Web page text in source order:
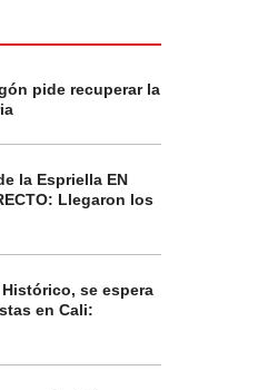
pide recuperar la
la Espriella EN
Llegaron los
se espera
en Cali: